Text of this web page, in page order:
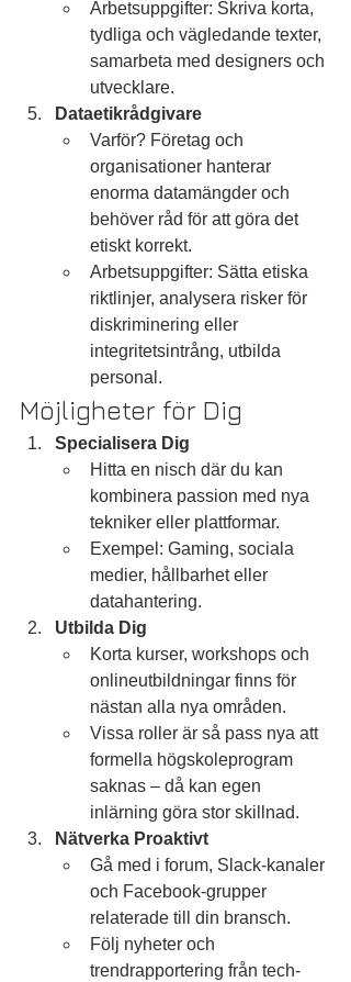
Arbetsuppgifter: Skriva korta,
tydliga och vägledande texter,
samarbeta med designers och
utvecklare.
Dataetikrådgivare
Varför? Företag och
organisationer hanterar
enorma datamängder och
behöver råd för att göra det
etiskt korrekt.
Arbetsuppgifter: Sätta etiska
riktlinjer, analysera risker för
diskriminering eller
integritetsintrång, utbilda
personal.
Möjligheter för Dig
Specialisera Dig
Hitta en nisch där du kan
kombinera passion med nya
tekniker eller plattformar.
Exempel: Gaming, sociala
medier, hållbarhet eller
datahantering.
Utbilda Dig
Korta kurser, workshops och
onlineutbildningar finns för
nästan alla nya områden.
Vissa roller är så pass nya att
formella högskoleprogram
saknas – då kan egen
inlärning göra stor skillnad.
Nätverka Proaktivt
Gå med i forum, Slack-kanaler
och Facebook-grupper
relaterade till din bransch.
Följ nyheter och
trendrapportering från tech-